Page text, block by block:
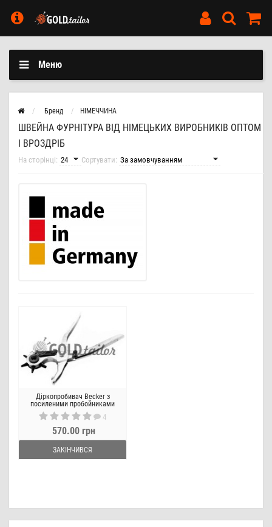
Меню
Бренд НІМЕЧЧИНА
ШВЕЙНА ФУРНІТУРА ВІД НІМЕЦЬКИХ ВИРОБНИКІВ ОПТОМ
І ВРОЗДРІБ
На сторінці: Сортувати:
Діркопробивач Becker з
посиленими пробойниками
4
570.00 грн
ЗАКІНЧИВСЯ